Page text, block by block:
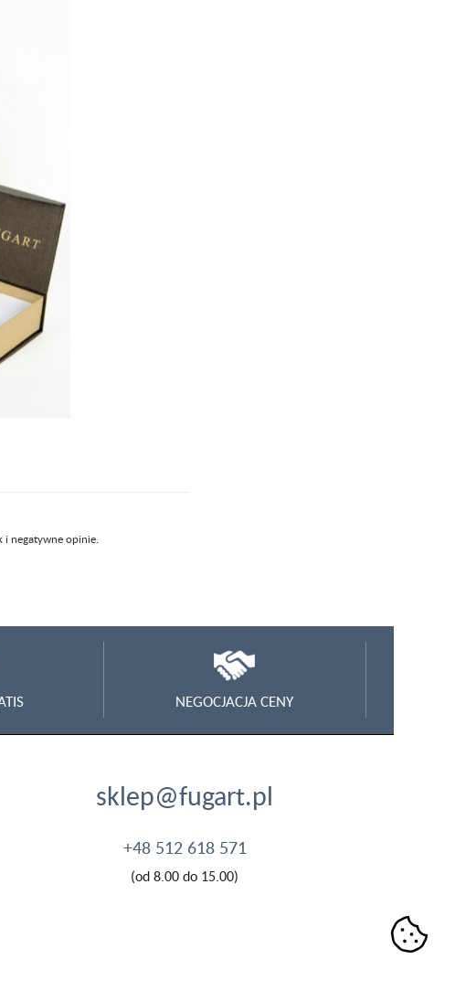
negatywne opinie.
NEGOCJACJA CENY
sklep@fugart.pl
+48 512 618 571
(od 8.00 do 15.00)